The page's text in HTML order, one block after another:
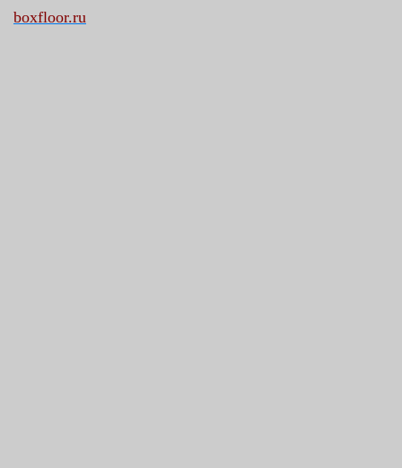
boxfloor.ru